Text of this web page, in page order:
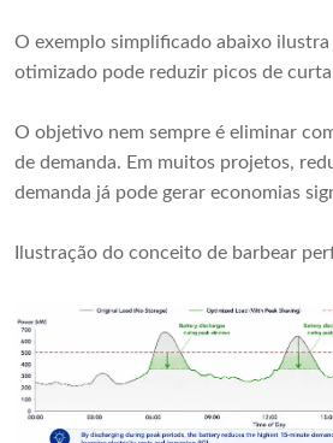
O exemplo simplificado abaixo
otimizado pode reduzir picos de
O objetivo nem sempre é eliminar
de demanda. Em muitos projetos,
demanda já pode gerar economias
Ilustração do conceito de barbear